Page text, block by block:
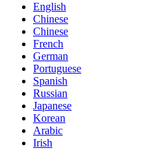
English
Chinese
Chinese
French
German
Portuguese
Spanish
Russian
Japanese
Korean
Arabic
Irish